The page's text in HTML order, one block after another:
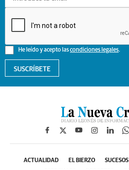
He leído y acepto lascondiciones legales.
SUSCRÍBETE
ACTUALIDAD EL BIERZO SUCESOS